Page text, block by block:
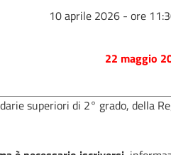
10 aprile 2026 - ore
22 maggio
superiori di 2° grado, della